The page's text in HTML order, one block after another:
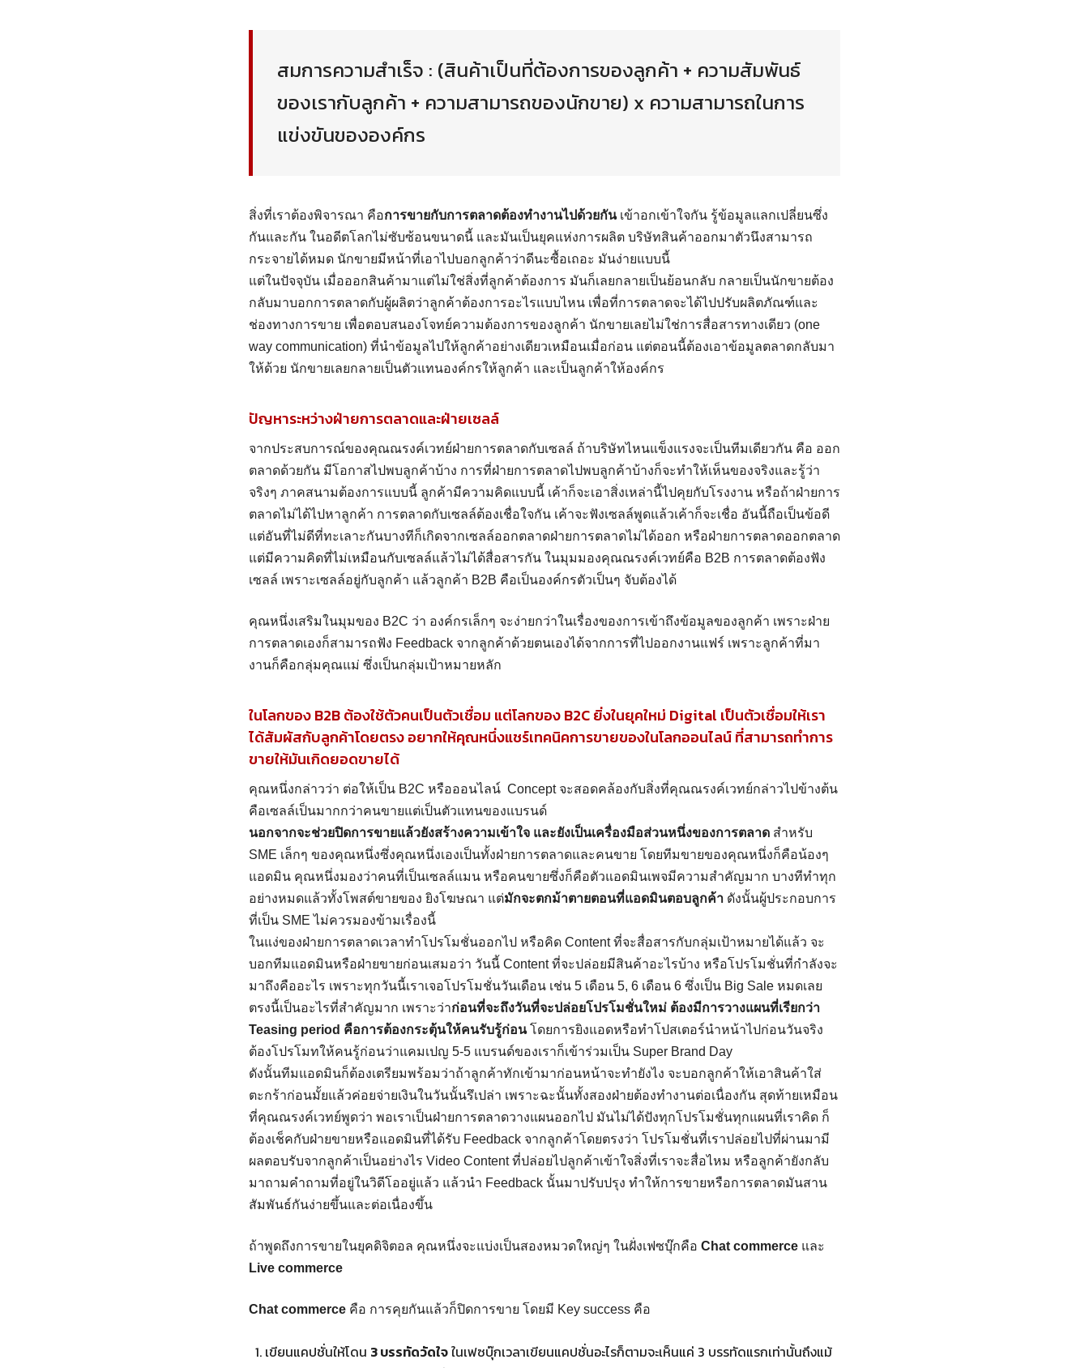
สมการความสำเร็จ : (สินค้าเป็นที่ต้องการของลูกค้า + ความสัมพันธ์
ของเรากับลูกค้า + ความสามารถของนักขาย) x ความสามารถในการ
แข่งขันขององค์กร
สิ่งที่เราต้องพิจารณา คือการขายกับการตลาดต้องทำงานไปด้วยกันเข้าอกเข้าใจกัน รู้ข้อมูลแลกเปลี่ยนซึ่ง
กันและกัน ในอดีตโลกไม่ซับซ้อนขนาดนี้ และมันเป็นยุคแห่งการผลิต บริษัทสินค้าออกมาตัวนึงสามารถ
กระจายได้หมด นักขายมีหน้าที่เอาไปบอกลูกค้าว่าดีนะซื้อเถอะ มันง่ายแบบนี้
แต่ในปัจจุบัน เมื่อออกสินค้ามาแต่ไม่ใช่สิ่งที่ลูกค้าต้องการ มันก็เลยกลายเป็นย้อนกลับ กลายเป็นนักขายต้อง
กลับมาบอกการตลาดกับผู้ผลิตว่าลูกค้าต้องการอะไรแบบไหน เพื่อที่การตลาดจะได้ไปปรับผลิตภัณฑ์และ
ช่องทางการขาย เพื่อตอบสนองโจทย์ความต้องการของลูกค้า นักขายเลยไม่ใช่การสื่อสารทางเดียว (one
way communication) ที่นำข้อมูลไปให้ลูกค้าอย่างเดียวเหมือนเมื่อก่อน แต่ตอนนี้ต้องเอาข้อมูลตลาดกลับมา
ให้ด้วย นักขายเลยกลายเป็นตัวแทนองค์กรให้ลูกค้า และเป็นลูกค้าให้องค์กร
ปัญหาระหว่างฝ่ายการตลาดและฝ่ายเซลล์
จากประสบการณ์ของคุณณรงค์เวทย์ฝ่ายการตลาดกับเซลล์ ถ้าบริษัทไหนแข็งแรงจะเป็นทีมเดียวกัน คือ ออก
ตลาดด้วยกัน มีโอกาสไปพบลูกค้าบ้าง การที่ฝ่ายการตลาดไปพบลูกค้าบ้างก็จะทำให้เห็นของจริงและรู้ว่า
จริงๆ ภาคสนามต้องการแบบนี้ ลูกค้ามีความคิดแบบนี้ เค้าก็จะเอาสิ่งเหล่านี้ไปคุยกับโรงงาน หรือถ้าฝ่ายการ
ตลาดไม่ได้ไปหาลูกค้า การตลาดกับเซลล์ต้องเชื่อใจกัน เค้าจะฟังเซลล์พูดแล้วเค้าก็จะเชื่อ อันนี้ถือเป็นข้อดี
แต่อันที่ไม่ดีที่ทะเลาะกันบางทีก็เกิดจากเซลล์ออกตลาดฝ่ายการตลาดไม่ได้ออก หรือฝ่ายการตลาดออกตลาด
แต่มีความคิดที่ไม่เหมือนกับเซลล์แล้วไม่ได้สื่อสารกัน ในมุมมองคุณณรงค์เวทย์คือ B2B การตลาดต้องฟัง
เซลล์ เพราะเซลล์อยู่กับลูกค้า แล้วลูกค้า B2B คือเป็นองค์กรตัวเป็นๆ จับต้องได้
คุณหนึ่งเสริมในมุมของ B2C ว่า องค์กรเล็กๆ จะง่ายกว่าในเรื่องของการเข้าถึงข้อมูลของลูกค้า เพราะฝ่าย
การตลาดเองก็สามารถฟัง Feedback จากลูกค้าด้วยตนเองได้จากการที่ไปออกงานแฟร์ เพราะลูกค้าที่มา
งานก็คือกลุ่มคุณแม่ ซึ่งเป็นกลุ่มเป้าหมายหลัก
ในโลกของ B2B ต้องใช้ตัวคนเป็นตัวเชื่อม แต่โลกของ B2C ยิ่งในยุคใหม่ Digital เป็นตัวเชื่อมให้เรา
ได้สัมผัสกับลูกค้าโดยตรง อยากให้คุณหนึ่งแชร์เทคนิคการขายของในโลกออนไลน์ ที่สามารถทำการ
ขายให้มันเกิดยอดขายได้
คุณหนึ่งกล่าวว่า ต่อให้เป็น B2C หรือออนไลน์ Concept จะสอดคล้องกับสิ่งที่คุณณรงค์เวทย์กล่าวไปข้างต้น
คือเซลล์เป็นมากกว่าคนขายแต่เป็นตัวแทนของแบรนด์
นอกจากจะช่วยปิดการขายแล้วยังสร้างความเข้าใจ และยังเป็นเครื่องมือส่วนหนึ่งของการตลาด สำหรับ
SME เล็กๆ ของคุณหนึ่งซึ่งคุณหนึ่งเองเป็นทั้งฝ่ายการตลาดและคนขาย โดยทีมขายของคุณหนึ่งก็คือน้องๆ
แอดมิน คุณหนึ่งมองว่าคนที่เป็นเซลล์แมน หรือคนขายซึ่งก็คือตัวแอดมินเพจมีความสำคัญมาก บางทีทำทุก
อย่างหมดแล้วทั้งโพสต์ขายของ ยิงโฆษณา แต่มักจะตกม้าตายตอนที่แอดมินตอบลูกค้า ดังนั้นผู้ประกอบการ
ที่เป็น SME ไม่ควรมองข้ามเรื่องนี้
ในแง่ของฝ่ายการตลาดเวลาทำโปรโมชั่นออกไป หรือคิด Content ที่จะสื่อสารกับกลุ่มเป้าหมายได้แล้ว จะ
บอกทีมแอดมินหรือฝ่ายขายก่อนเสมอว่า วันนี้ Content ที่จะปล่อยมีสินค้าอะไรบ้าง หรือโปรโมชั่นที่กำลังจะ
มาถึงคืออะไร เพราะทุกวันนี้เราเจอโปรโมชั่นวันเดือน เช่น 5 เดือน 5, 6 เดือน 6 ซึ่งเป็น Big Sale หมดเลย
ตรงนี้เป็นอะไรที่สำคัญมาก เพราะว่าก่อนที่จะถึงวันที่จะปล่อยโปรโมชั่นใหม่ ต้องมีการวางแผนที่เรียกว่า
Teasing period คือการต้องกระตุ้นให้คนรับรู้ก่อนโดยการยิงแอดหรือทำโปสเตอร์นำหน้าไปก่อนวันจริง
ต้องโปรโมทให้คนรู้ก่อนว่าแคมเปญ 5-5 แบรนด์ของเราก็เข้าร่วมเป็น Super Brand Day
ดังนั้นทีมแอดมินก็ต้องเตรียมพร้อมว่าถ้าลูกค้าทักเข้ามาก่อนหน้าจะทำยังไง จะบอกลูกค้าให้เอาสินค้าใส่
ตะกร้าก่อนมั้ยแล้วค่อยจ่ายเงินในวันนั้นรึเปล่า เพราะฉะนั้นทั้งสองฝ่ายต้องทำงานต่อเนื่องกัน สุดท้ายเหมือน
ที่คุณณรงค์เวทย์พูดว่า พอเราเป็นฝ่ายการตลาดวางแผนออกไป มันไม่ได้ปังทุกโปรโมชั่นทุกแผนที่เราคิด ก็
ต้องเช็คกับฝ่ายขายหรือแอดมินที่ได้รับ Feedback จากลูกค้าโดยตรงว่า โปรโมชั่นที่เราปล่อยไปที่ผ่านมามี
ผลตอบรับจากลูกค้าเป็นอย่างไร Video Content ที่ปล่อยไปลูกค้าเข้าใจสิ่งที่เราจะสื่อไหม หรือลูกค้ายังกลับ
มาถามคำถามที่อยู่ในวิดีโออยู่แล้ว แล้วนำ Feedback นั้นมาปรับปรุง ทำให้การขายหรือการตลาดมันสาน
สัมพันธ์กันง่ายขึ้นและต่อเนื่องขึ้น
ถ้าพูดถึงการขายในยุคดิจิตอล คุณหนึ่งจะแบ่งเป็นสองหมวดใหญ่ๆ ในฝั่งเฟซบุ๊กคือ Chat commerce และ
Live commerce
Chat commerce คือ การคุยกันแล้วก็ปิดการขาย โดยมี Key success คือ
เขียนแคปชั่นให้โดน 3 บรรทัดวัดใจในเฟซบุ๊กเวลาเขียนแคปชั่นอะไรก็ตามจะเห็นแค่ 3 บรรทัดแรกเท่านั้นถึงแม้